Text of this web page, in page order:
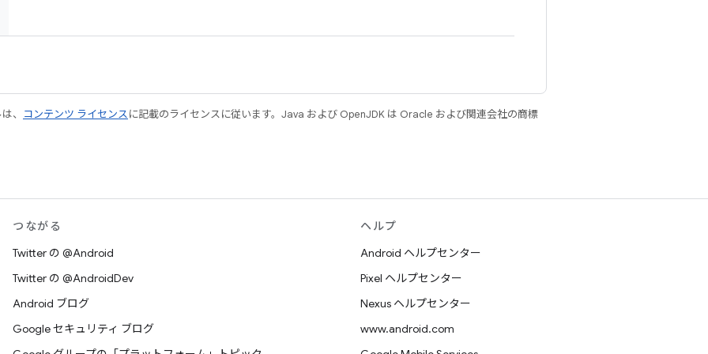
、 コンテンツ ライセンスに記載のライセンスに従います。Java および OpenJDK は Oracle および関連会社の商標
つながる
Twitter の @Android
Twitter の @AndroidDev
Android ブログ
Google セキュリティ ブログ
ヘルプ
Android ヘルプセンター
Pixel ヘルプセンター
Nexus ヘルプセンター
www.android.com